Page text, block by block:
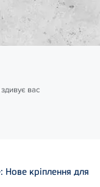
вас
кріплення для